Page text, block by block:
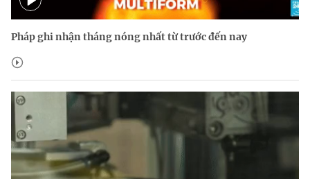
Pháp ghi nhận tháng nóng nhất từ trước đến nay